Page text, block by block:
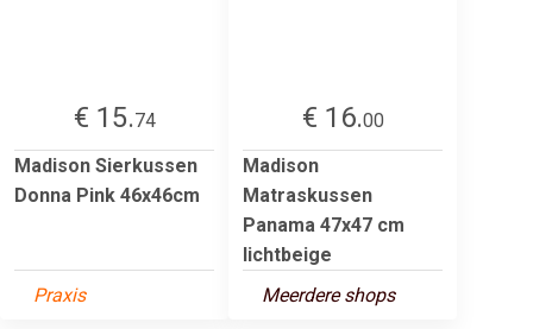
€ 15.74
Madison Sierkussen
Donna Pink 46x46cm
Praxis
€ 16.00
Madison
Matraskussen
Panama 47x47 cm
lichtbeige
Meerdere shops